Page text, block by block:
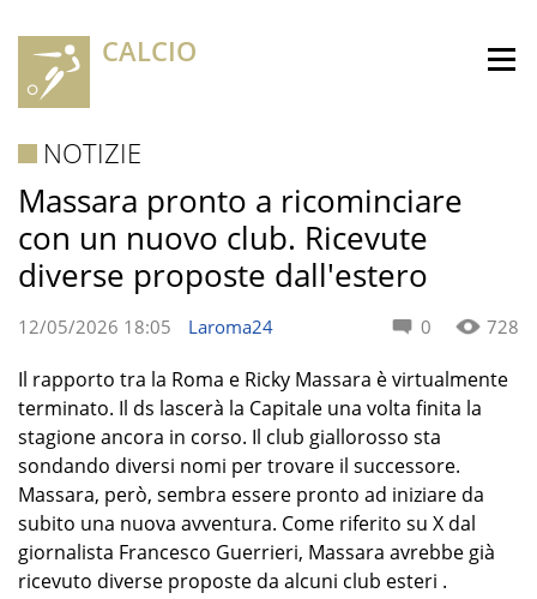
CALCIO
NOTIZIE
Massara pronto a ricominciare
con un nuovo club. Ricevute
diverse proposte dall'estero
0 728
12/05/2026 18:05 Laroma24
Il rapporto tra la Roma e Ricky Massara è virtualmente
terminato. Il ds lascerà la Capitale una volta finita la
stagione ancora in corso. Il club giallorosso sta
sondando diversi nomi per trovare il successore.
Massara, però, sembra essere pronto ad iniziare da
subito una nuova avventura. Come riferito su X dal
giornalista Francesco Guerrieri, Massara avrebbe già
ricevuto diverse proposte da alcuni club esteri .